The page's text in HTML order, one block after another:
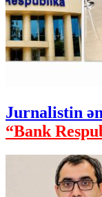
Jurnalistin
“Bank